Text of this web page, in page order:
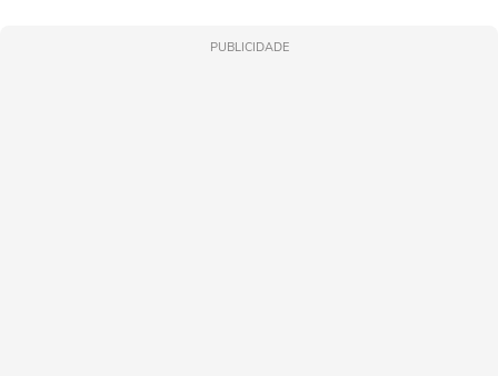
PUBLICIDADE